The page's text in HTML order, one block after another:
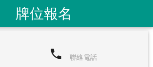
牌位報名
phone 聯絡電話